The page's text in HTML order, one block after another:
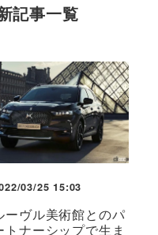
記事一覧
03/25 15:03
ーヴル美術館とのパ
トナーシップで生ま